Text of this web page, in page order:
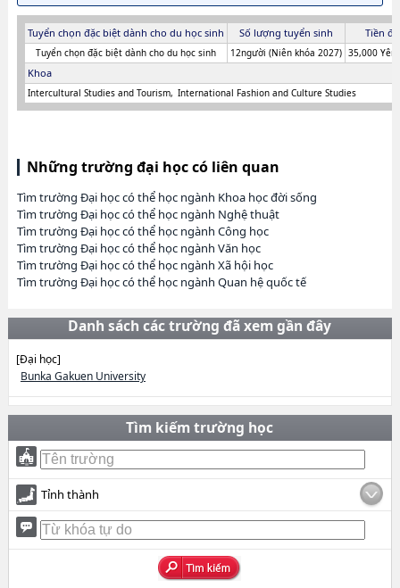
Tuyển chọn đặc biệt dành cho du học sinh Số lượng tuyển sinh Tiền
Tuyển chọn đặc biệt dành cho du học sinh 12người (Niên khóa 2027) 35,000 Yên
Khoa
Intercultural Studies and Tourism International Fashion and Culture Studies
Những trường đại học có liên quan
Tìm trường Đại học có thể học ngành Khoa học đời sống
Tìm trường Đại học có thể học ngành Nghệ thuật
Tìm trường Đại học có thể học ngành Công học
Tìm trường Đại học có thể học ngành Văn học
Tìm trường Đại học có thể học ngành Xã hội học
Tìm trường Đại học có thể học ngành Quan hệ quốc tế
Danh sách các trường đã xem gần đây
[Đại học]
Bunka Gakuen University
Tìm kiếm trường học
Tỉnh thành